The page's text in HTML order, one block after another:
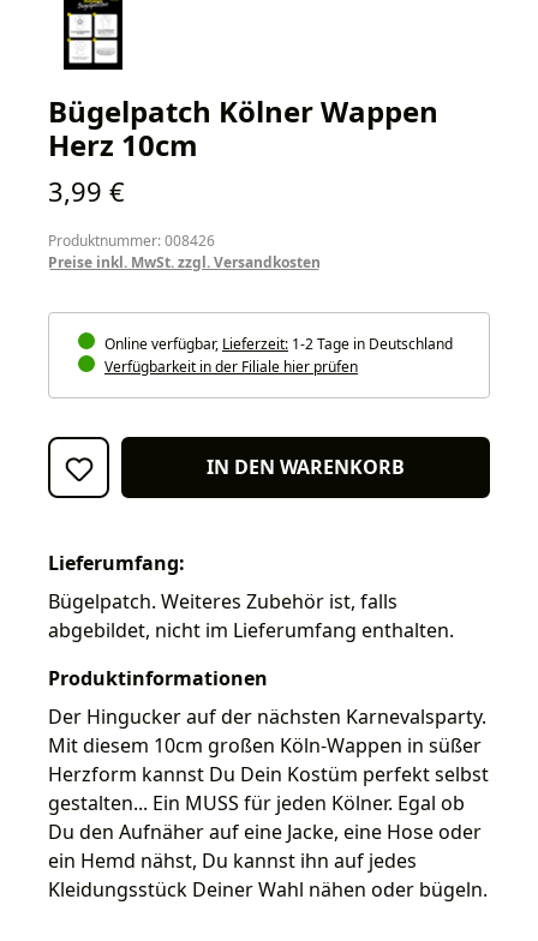
Bügelpatch Kölner Wappen
Herz 10cm
Regulärer Preis:
3,99 €
Produktnummer: 008426
Preise inkl. MwSt. zzgl. Versandkosten
Online verfügbar, Lieferzeit: 1-2 Tage in Deutschland
Verfügbarkeit in der Filiale hier prüfen
IN DEN WARENKORB
Lieferumfang:
Bügelpatch. Weiteres Zubehör ist, falls
abgebildet, nicht im Lieferumfang enthalten.
Produktinformationen
Der Hingucker auf der nächsten Karnevalsparty.
Mit diesem 10cm großen Köln-Wappen in süßer
Herzform kannst Du Dein Kostüm perfekt selbst
gestalten... Ein MUSS für jeden Kölner. Egal ob
Du den Aufnäher auf eine Jacke, eine Hose oder
ein Hemd nähst, Du kannst ihn auf jedes
Kleidungsstück Deiner Wahl nähen oder bügeln.